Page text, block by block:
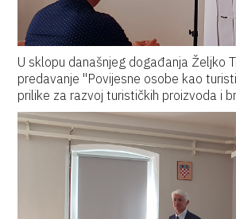
U sklopu današnjeg događanja Željko
predavanje "Povijesne osobe kao
prilike za razvoj turističkih proizvoda i